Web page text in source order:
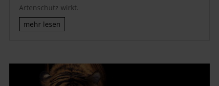
Artenschutz wirkt.
mehr lesen